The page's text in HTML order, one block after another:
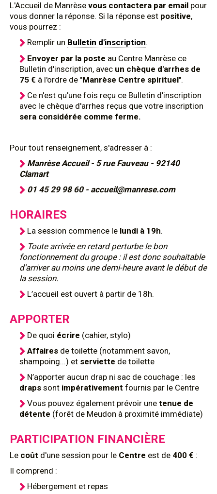
L'Accueil de Manrèse vous contactera par email pour
vous donner la réponse. Si la réponse est positive,
vous pourrez :
Remplir un Bulletin d'inscription.
Envoyer par la poste au Centre Manrèse ce
Bulletin d'inscription, avec un chèque d'arrhes de
75 € à l'ordre de "Manrèse Centre spirituel".
Ce n'est qu'une fois reçu ce Bulletin d'inscription
avec le chèque d'arrhes reçus que votre inscription
sera considérée comme ferme.
Pour tout renseignement, s'adresser à :
Manrèse Accueil - 5 rue Fauveau - 92140
Clamart
01 45 29 98 60 - accueil@manrese.com
HORAIRES
La session commence le lundi à 19h.
Toute arrivée en retard perturbe le bon
fonctionnement du groupe : il est donc souhaitable
d'arriver au moins une demi-heure avant le début de
la session.
L’accueil est ouvert à partir de 18h.
APPORTER
De quoi écrire (cahier, stylo)
Affaires de toilette (notamment savon,
shampoing...) et serviette de toilette
N’apporter aucun drap ni sac de couchage : les
draps sont impérativement fournis par le Centre
Vous pouvez également prévoir une tenue de
détente (forêt de Meudon à proximité immédiate)
PARTICIPATION FINANCIÈRE
Le coût d'une session pour le Centre est de 400 € :
Il comprend :
Hébergement et repas